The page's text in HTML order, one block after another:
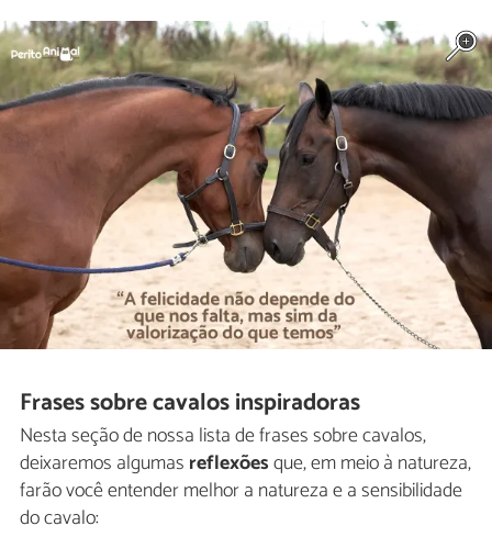
Frases sobre cavalos inspiradoras
Nesta seção de nossa lista de frases sobre cavalos,
deixaremos algumas reflexõesque, em meio à natureza,
farão você entender melhor a natureza e a sensibilidade
do cavalo: